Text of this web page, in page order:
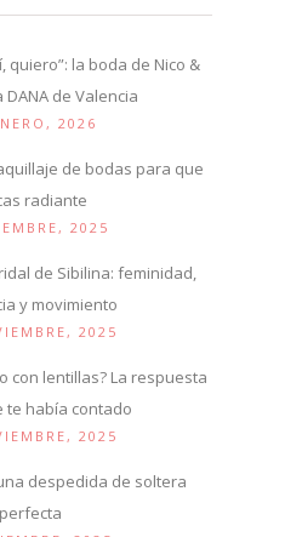
quiero”: la boda de Nico &
DANA de Valencia
2026
de bodas para que
radiante
2025
de Sibilina: feminidad,
y movimiento
2025
con lentillas? La respuesta
te había contado
2025
despedida de soltera
perfecta